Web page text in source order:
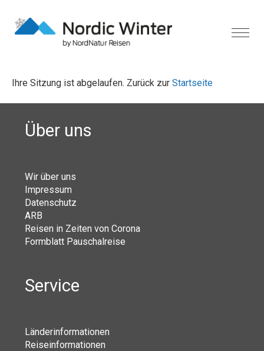
Ihre Sitzung ist abgelaufen. Zurück zur Startseite
Über uns
Wir über uns
Impressum
Datenschutz
ARB
Reisen in Zeiten von Corona
Formblatt Pauschalreise
Service
Länderinformationen
Reiseinformationen